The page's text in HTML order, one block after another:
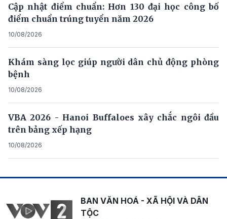
Cập nhật điểm chuẩn: Hơn 130 đại học công bố
điểm chuẩn trúng tuyển năm 2026
10/08/2026
Khám sàng lọc giúp người dân chủ động phòng
bệnh
10/08/2026
VBA 2026 - Hanoi Buffaloes xây chắc ngôi đầu
trên bảng xếp hạng
10/08/2026
BAN VĂN HOÁ - XÃ HỘI VÀ DÂN
TỘC